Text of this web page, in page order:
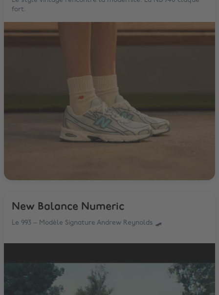
fort.
New Balance Numeric
Le 993 – Modèle Signature Andrew Reynolds 🛹